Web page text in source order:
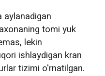
tomi yuk
lekin
ishlaydigan kran
tizimi o'rnatilgan.